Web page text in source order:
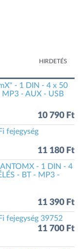
HIRDETÉS
- 1 DIN - 4 x 50
MP3 - AUX - USB
10 790 Ft
fejegység
11 180 Ft
- 1 DIN - 4
- BT - MP3 -
11 390 Ft
fejegység 39752
11 700 Ft